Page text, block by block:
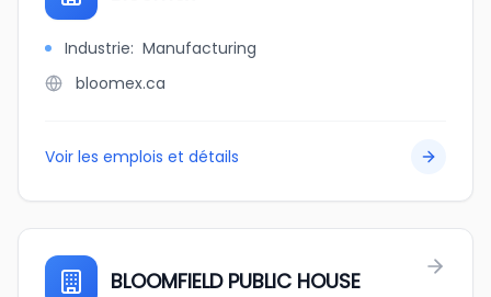
Industrie: Manufacturing
bloomex.ca
Voir les emplois et détails
BLOOMFIELD PUBLIC HOUSE